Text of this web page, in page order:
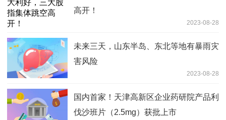
高开！
2023-08-28
未来三天，山东半岛、东北等地有暴雨灾
害风险
2023-08-28
国内首家！天津高新区企业药研院产品利
伐沙班片（2.5mg）获批上市